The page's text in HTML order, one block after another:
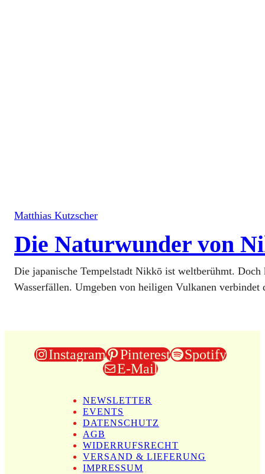
Matthias Kutzscher
Die Naturwunder von
Die japanische Tempelstadt Nikkō ist weltberühmt.
Wasserfällen. Umgeben von heiligen Vulkanen
Instagram Pinterest
Spotify
E-Mail
NEWS­LET­TER
EVENTS
DATEN­SCHUTZ
AGB
WIDERRUFSRECHT
VERSAND & LIEFERUNG
IMPRES­SUM